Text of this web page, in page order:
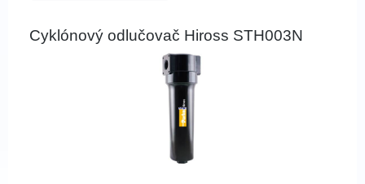
Cyklónový odlučovač Hiross STH003N